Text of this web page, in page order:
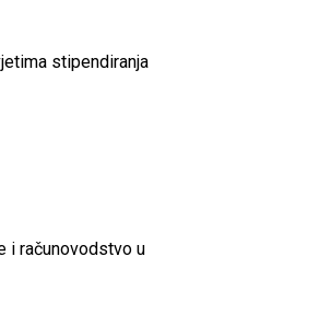
stipendiranja
i računovodstvo u